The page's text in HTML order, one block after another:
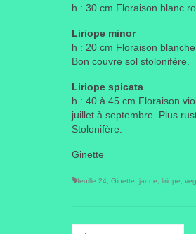
h : 30 cm Floraison blanc
Liriope minor
h : 20 cm Floraison blanche
Bon couvre sol stolonifère.
Liriope spicata
h : 40 à 45 cm Floraison
juillet à septembre. Plus
Stolonifère.
Ginette
feuille 24 Ginette jaune liriope